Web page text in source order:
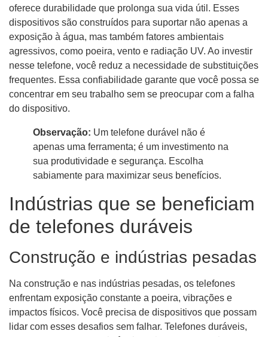
oferece durabilidade que prolonga sua vida útil. Esses
dispositivos são construídos para suportar não apenas a
exposição à água, mas também fatores ambientais
agressivos, como poeira, vento e radiação UV. Ao investir
nesse telefone, você reduz a necessidade de substituições
frequentes. Essa confiabilidade garante que você possa se
concentrar em seu trabalho sem se preocupar com a falha
do dispositivo.
Observação: Um telefone durável não é
apenas uma ferramenta; é um investimento na
sua produtividade e segurança. Escolha
sabiamente para maximizar seus benefícios.
Indústrias que se beneficiam
de telefones duráveis
Construção e indústrias pesadas
Na construção e nas indústrias pesadas, os telefones
enfrentam exposição constante a poeira, vibrações e
impactos físicos. Você precisa de dispositivos que possam
lidar com esses desafios sem falhar. Telefones duráveis,